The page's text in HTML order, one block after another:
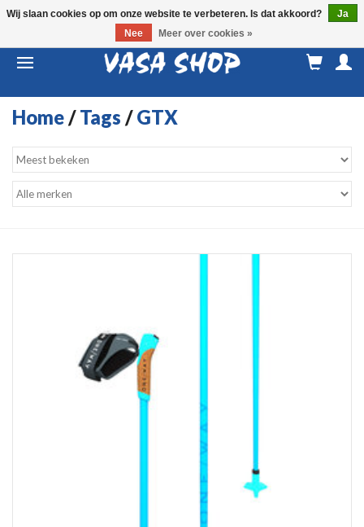
Home/Tags /GTX
Wij slaan cookies op om onze website te verbeteren. Is dat akkoord?
Ja
Nee
Meer over cookies »